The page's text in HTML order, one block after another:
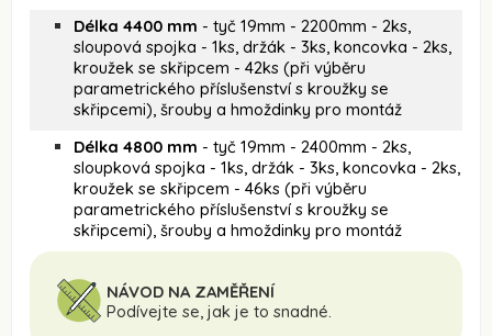
Délka 4400 mm - tyč 19mm - 2200mm - 2ks,
sloupová spojka - 1ks, držák - 3ks, koncovka - 2ks,
kroužek se skřipcem - 42ks (při výběru
parametrického příslušenství s kroužky se
skřipcemi), šrouby a hmoždinky pro montáž
Délka 4800 mm - tyč 19mm - 2400mm - 2ks,
sloupková spojka - 1ks, držák - 3ks, koncovka - 2ks,
kroužek se skřipcem - 46ks (při výběru
parametrického příslušenství s kroužky se
skřipcemi), šrouby a hmoždinky pro montáž
NÁVOD NA ZAMĚŘENÍ
Podívejte se, jak je to snadné.